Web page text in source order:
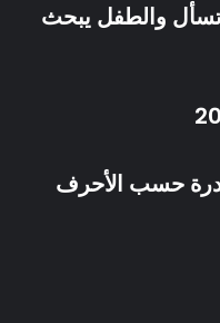
تسأل والطفل يبحث
حسب الأحرف